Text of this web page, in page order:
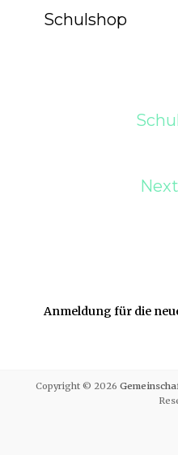
Schulshop
Anmeldung für die
Copyright © 2026